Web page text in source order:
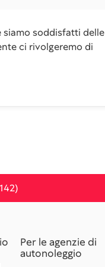
siamo soddisfatti delle
ci rivolgeremo di
Per le agenzie di
autonoleggio